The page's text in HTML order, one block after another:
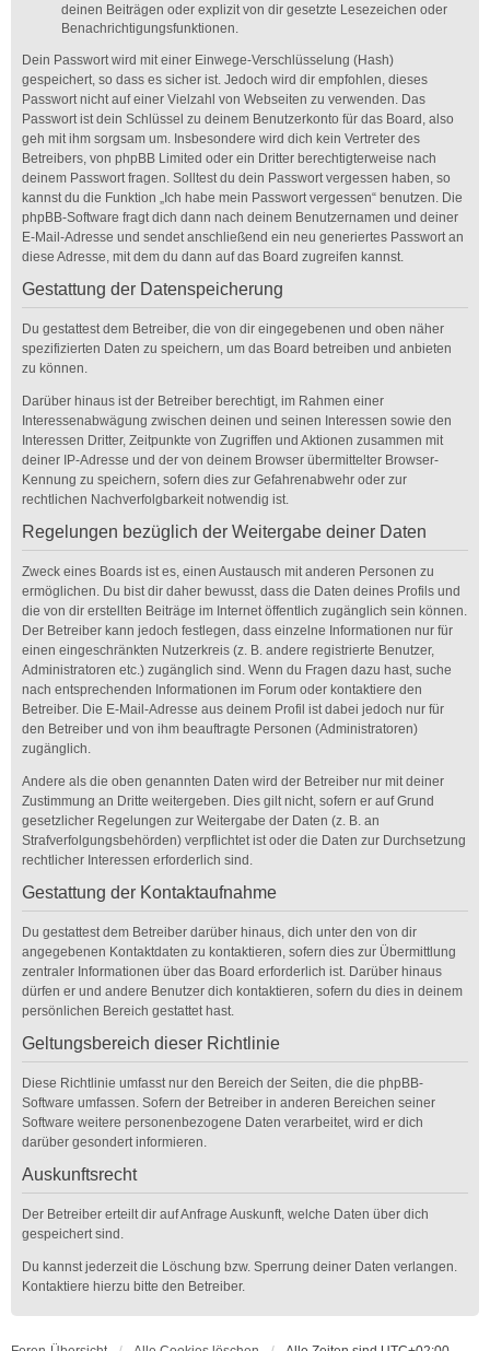
deinen Beiträgen oder explizit von dir gesetzte Lesezeichen oder
Benachrichtigungsfunktionen.
Dein Passwort wird mit einer Einwege-Verschlüsselung (Hash)
gespeichert, so dass es sicher ist. Jedoch wird dir empfohlen, dieses
Passwort nicht auf einer Vielzahl von Webseiten zu verwenden. Das
Passwort ist dein Schlüssel zu deinem Benutzerkonto für das Board, also
geh mit ihm sorgsam um. Insbesondere wird dich kein Vertreter des
Betreibers, von phpBB Limited oder ein Dritter berechtigterweise nach
deinem Passwort fragen. Solltest du dein Passwort vergessen haben, so
kannst du die Funktion „Ich habe mein Passwort vergessen“ benutzen. Die
phpBB-Software fragt dich dann nach deinem Benutzernamen und deiner
E-Mail-Adresse und sendet anschließend ein neu generiertes Passwort an
diese Adresse, mit dem du dann auf das Board zugreifen kannst.
Gestattung der Datenspeicherung
Du gestattest dem Betreiber, die von dir eingegebenen und oben näher
spezifizierten Daten zu speichern, um das Board betreiben und anbieten
zu können.
Darüber hinaus ist der Betreiber berechtigt, im Rahmen einer
Interessenabwägung zwischen deinen und seinen Interessen sowie den
Interessen Dritter, Zeitpunkte von Zugriffen und Aktionen zusammen mit
deiner IP-Adresse und der von deinem Browser übermittelter Browser-
Kennung zu speichern, sofern dies zur Gefahrenabwehr oder zur
rechtlichen Nachverfolgbarkeit notwendig ist.
Regelungen bezüglich der Weitergabe deiner Daten
Zweck eines Boards ist es, einen Austausch mit anderen Personen zu
ermöglichen. Du bist dir daher bewusst, dass die Daten deines Profils und
die von dir erstellten Beiträge im Internet öffentlich zugänglich sein können.
Der Betreiber kann jedoch festlegen, dass einzelne Informationen nur für
einen eingeschränkten Nutzerkreis (z. B. andere registrierte Benutzer,
Administratoren etc.) zugänglich sind. Wenn du Fragen dazu hast, suche
nach entsprechenden Informationen im Forum oder kontaktiere den
Betreiber. Die E-Mail-Adresse aus deinem Profil ist dabei jedoch nur für
den Betreiber und von ihm beauftragte Personen (Administratoren)
zugänglich.
Andere als die oben genannten Daten wird der Betreiber nur mit deiner
Zustimmung an Dritte weitergeben. Dies gilt nicht, sofern er auf Grund
gesetzlicher Regelungen zur Weitergabe der Daten (z. B. an
Strafverfolgungsbehörden) verpflichtet ist oder die Daten zur Durchsetzung
rechtlicher Interessen erforderlich sind.
Gestattung der Kontaktaufnahme
Du gestattest dem Betreiber darüber hinaus, dich unter den von dir
angegebenen Kontaktdaten zu kontaktieren, sofern dies zur Übermittlung
zentraler Informationen über das Board erforderlich ist. Darüber hinaus
dürfen er und andere Benutzer dich kontaktieren, sofern du dies in deinem
persönlichen Bereich gestattet hast.
Geltungsbereich dieser Richtlinie
Diese Richtlinie umfasst nur den Bereich der Seiten, die die phpBB-
Software umfassen. Sofern der Betreiber in anderen Bereichen seiner
Software weitere personenbezogene Daten verarbeitet, wird er dich
darüber gesondert informieren.
Auskunftsrecht
Der Betreiber erteilt dir auf Anfrage Auskunft, welche Daten über dich
gespeichert sind.
Du kannst jederzeit die Löschung bzw. Sperrung deiner Daten verlangen.
Kontaktiere hierzu bitte den Betreiber.